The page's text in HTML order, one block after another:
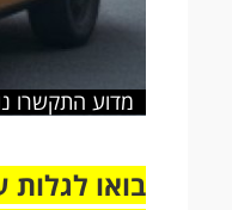
מדוע התקשרו
בואו